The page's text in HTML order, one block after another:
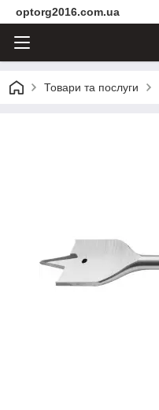
optorg2016.com.ua
Товари та послуги